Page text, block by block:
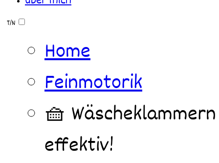
T/N
Home
Feinmotorik
🧺
effektiv!